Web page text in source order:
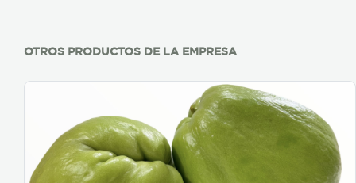
OTROS PRODUCTOS DE LA EMPRESA